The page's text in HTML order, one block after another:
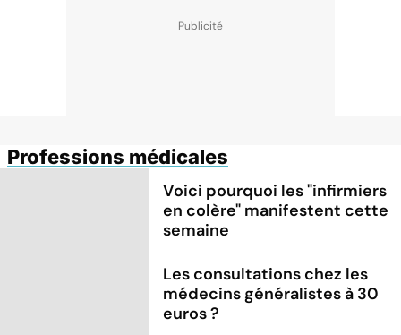
Professions médicales
Voici pourquoi les "infirmiers
en colère" manifestent cette
semaine
Les consultations chez les
médecins généralistes à 30
euros ?